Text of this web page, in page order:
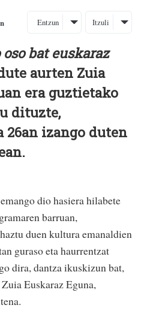
Entzun Itzuli
bat euskaraz
aurten Zuia
era guztietako
dituzte,
izango duten
dio hasiera hilabete
barruan,
duen kultura emanaldien
guraso eta haurrentzat
dira, dantza ikuskizun bat,
Euskaraz Eguna,